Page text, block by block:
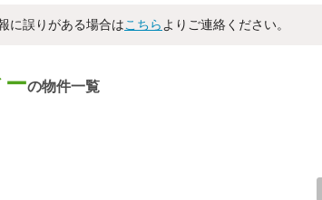
に誤りがある場合はこちら よりご連絡ください。
の物件一覧